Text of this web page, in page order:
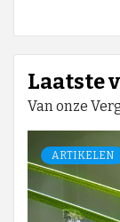
Laatste
Van onze
ARTIKELEN